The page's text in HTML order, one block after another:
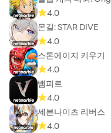
4.0
몬길: STAR DIVE
4.0
스톤에이지 키우기
4.0
뱀피르
4.0
세븐나이츠 리버스
4.0